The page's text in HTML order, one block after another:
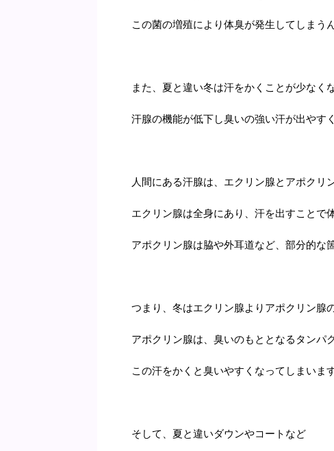
この菌の増殖により体臭が発生してしまう
また、夏と違い冬は汗をかくことが少なく
汗腺の機能が低下し臭いの強い汗が出やす
人間にある汗腺は、エクリン腺とアポクリ
エクリン腺は全身にあり、汗を出すことで
アポクリン腺は脇や外耳道など、部分的な
つまり、冬はエクリン腺よりアポクリン腺
アポクリン腺は、臭いのもととなるタンパ
この汗をかくと臭いやすくなってしまいます
そして、夏と違いダウンやコートなど